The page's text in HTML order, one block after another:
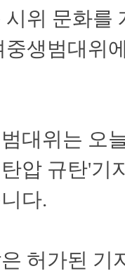
시위 문화를
중생범대위
대위는 오
압 규탄'기
다.
허가된 기